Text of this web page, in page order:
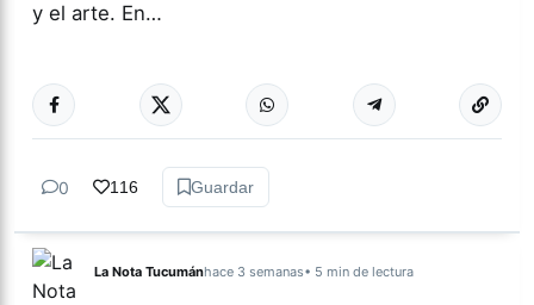
y el arte. En…
GÉNERO Y
DIVERSIDAD
Más
0 116 Guardar
La Nota Tucumánhace 3 semanas• 5 min de lectura